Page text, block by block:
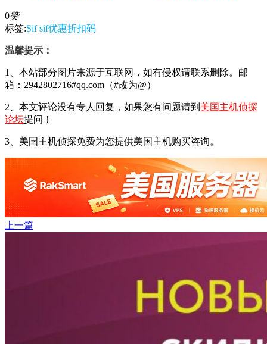
0赞
标签:Sif sif优惠折扣码
温馨提示：
1、本站部分图片来源于互联网，如有侵权请联系删除。邮
箱：2942802716#qq.com（#改为@）
2、本文评论没有专人回复，如果您有问题请到 美国主机侦探
论坛提问！
3、美国主机侦探免费为您提供美国主机购买咨询。
上一篇